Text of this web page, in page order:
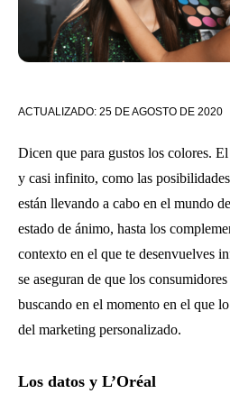
ACTUALIZADO: 25 DE AGOSTO DE 2020
Dicen que para gustos los colores.
y casi infinito, como las
están llevando a cabo en el mundo
estado de ánimo, hasta los
contexto en el que te desenvuelves
se aseguran de que los
buscando en el momento en el que
del marketing personalizado.
Los datos y L’Oréal